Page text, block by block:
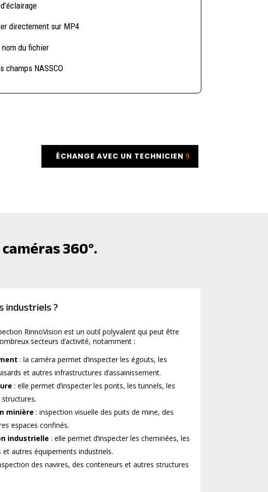
directement sur MP4
du fichier
champs NASSCO
ÉCHANGE AVEC UN TECHNICIEN
360°.
industriels ?
RinnoVision est un outil polyvalent qui peut être
secteurs d’activité, notamment :
: la caméra permet d’inspecter les égouts, les
et autres infrastructures d’assainissement.
: elle permet d’inspecter les ponts, les tunnels, les
minière : inspection visuelle des puits de mine, des
espaces confinés.
industrielle : elle permet d’inspecter les cheminées, les
et autres équipements industriels.
des navires, des conteneurs et autres structures